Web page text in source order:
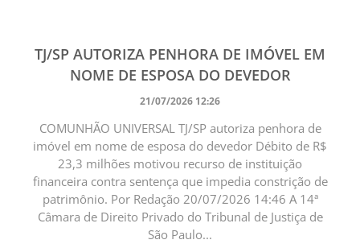
TJ/SP AUTORIZA PENHORA DE IMÓVEL EM
NOME DE ESPOSA DO DEVEDOR
21/07/2026 12:26
COMUNHÃO UNIVERSAL TJ/SP autoriza penhora de
imóvel em nome de esposa do devedor Débito de R$
23,3 milhões motivou recurso de instituição
financeira contra sentença que impedia constrição de
patrimônio. Por Redação 20/07/2026 14:46 A 14ª
Câmara de Direito Privado do Tribunal de Justiça de
São Paulo...